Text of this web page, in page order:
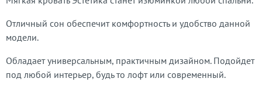
Отличный сон обеспечит комфортность и удобство данной
модели.
Обладает универсальным, практичным дизайном. Подойдет
под любой интерьер, будь то лофт или современный.